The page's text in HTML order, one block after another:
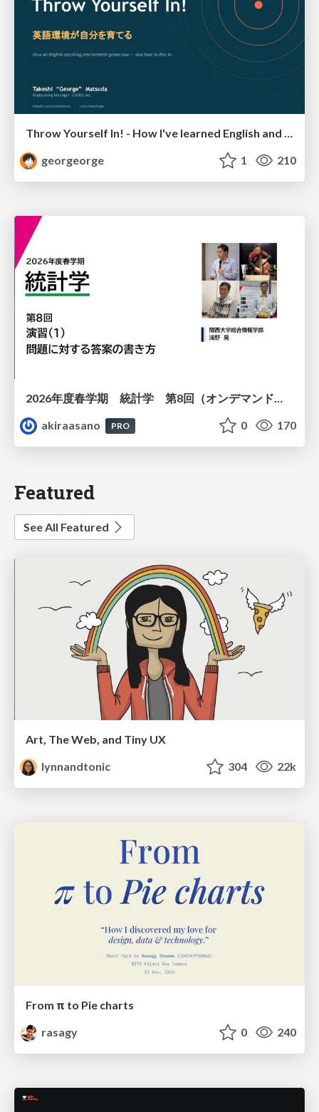
georgeorge
1 210
2026年度春学期 統計学 第8回（オンデマンド配信回） 演習（１）・問題に対する答案の書き方 (2026. 5. 21)
akiraasano
PRO 0 170
Featured
See All Featured
Art, The Web, and Tiny UX
lynnandtonic
304 22k
From π to Pie charts
rasagy
0 240